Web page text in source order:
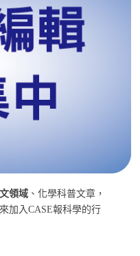
領域 、化學科普文章，
加入CASE報科學的行